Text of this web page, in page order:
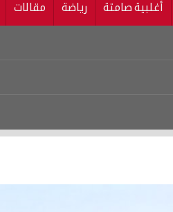
أغلبية صامتة رياضة مقالات